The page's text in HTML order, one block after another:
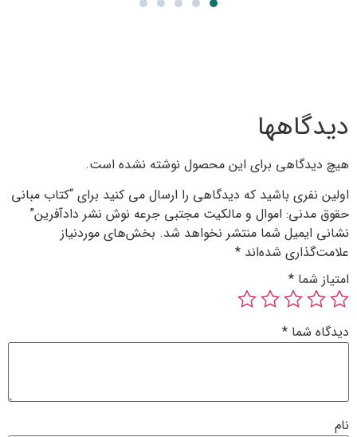
محصول نوشته نشده است.
را ارسال می کنید برای “کتاب مبانی
مجتبی جرعه نوش نشر دادآفرین”
نخواهد شد. بخش‌های موردنیاز